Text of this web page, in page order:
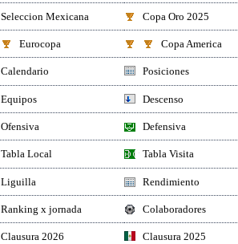
Seleccion Mexicana Copa Oro 2025
Eurocopa Copa America
Calendario Posiciones
Equipos Descenso
Ofensiva Defensiva
Tabla Local Tabla Visita
Liguilla Rendimiento
Ranking x jornada Colaboradores
Clausura 2026 Clausura 2025